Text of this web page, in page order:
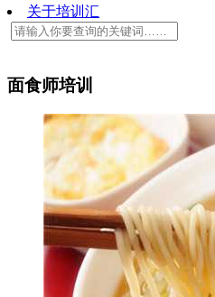
关于培训汇
面食师培训